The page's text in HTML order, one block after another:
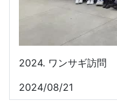
2024. ワンサギ訪問
2024/08/21